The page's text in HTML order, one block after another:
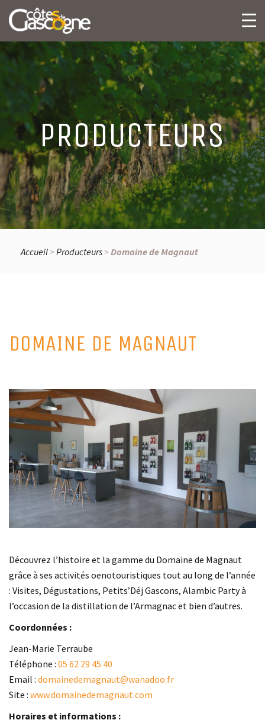
PRODUCTEURS
Accueil >Producteurs >Domaine de Magnaut
DOMAINE DE MAGNAUT
Découvrez l’histoire et la gamme du Domaine de Magnaut
grâce à ses activités oenotouristiques tout au long de l’année
: Visites, Dégustations, Petits’Déj Gascons, Alambic Party à
l’occasion de la distillation de l’Armagnac et bien d’autres.
Coordonnées :
Jean-Marie Terraube
Téléphone : 05 62 29 45 40
Email : domainedemagnaut@wanadoo.fr
Site : www.domainedemagnaut.com
Horaires et informations :